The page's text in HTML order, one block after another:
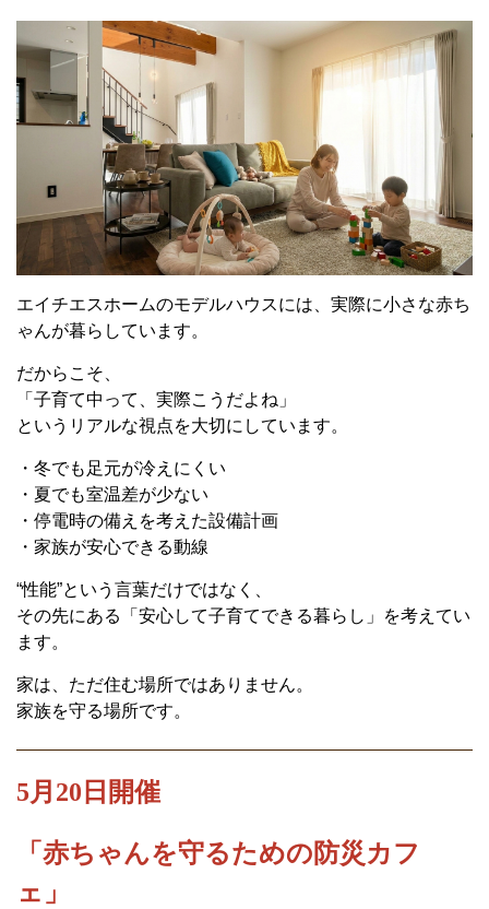
エイチエスホームのモデルハウスには、実際に小さな赤ち
ゃんが暮らしています。
だからこそ、
「子育て中って、実際こうだよね」
というリアルな視点を大切にしています。
・冬でも足元が冷えにくい
・夏でも室温差が少ない
・停電時の備えを考えた設備計画
・家族が安心できる動線
“性能”という言葉だけではなく、
その先にある「安心して子育てできる暮らし」を考えてい
ます。
家は、ただ住む場所ではありません。
家族を守る場所です。
5月20日開催
「赤ちゃんを守るための防災カフ
ェ」